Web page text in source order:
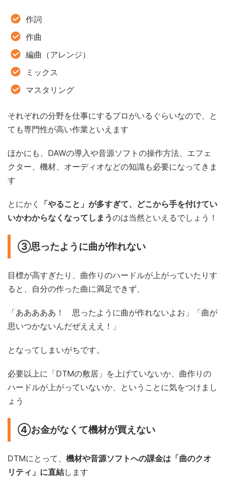
作詞
作曲
編曲（アレンジ）
ミックス
マスタリング
それぞれの分野を仕事にするプロがいるぐらいなので、と
ても専門性が高い作業といえます
ほかにも、DAWの導入や音源ソフトの操作方法、エフェ
クター、機材、オーディオなどの知識も必要になってきま
す
とにかく
「やること」が多すぎて、どこから手を付けてい
いかわからなくなってしまうのは当然といえるでしょう！
③思ったように曲が作れない
目標が高すぎたり、曲作りのハードルが上がっていたりす
ると、自分の作った曲に満足できず、
「あああああ！ 思ったように曲が作れないよお」「曲が
思いつかないんだぜえええ！」
となってしまいがちです。
必要以上に「DTMの敷居」を上げていないか、曲作りの
ハードルが上がっていないか、ということに気をつけまし
ょう
④お金がなくて機材が買えない
DTMにとって、 機材や音源ソフトへの課金は「曲のクオ
リティ」に直結します